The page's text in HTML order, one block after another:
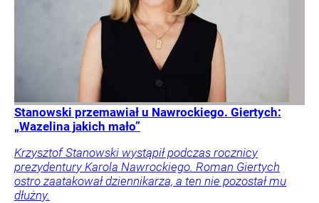
Stanowski przemawiał u Nawrockiego. Giertych:
„Wazelina jakich mało”
Krzysztof Stanowski wystąpił podczas rocznicy
prezydentury Karola Nawrockiego. Roman Giertych
ostro zaatakował dziennikarza, a ten nie pozostał mu
dłużny.